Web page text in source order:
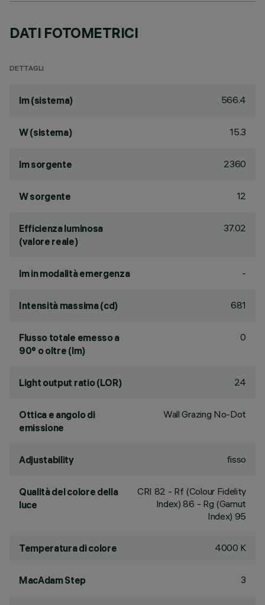
DATI FOTOMETRICI
DETTAGLI
lm (sistema) 566.4
W (sistema) 15.3
lm sorgente 2360
W sorgente 12
Efficienza luminosa
(valore reale)
37.02
lm in modalità emergenza -
Intensità massima (cd) 681
Flusso totale emesso a
90° o oltre (lm)
0
Light output ratio (LOR) 24
Ottica e angolo di
emissione
Wall Grazing No-Dot
Adjustability fisso
Qualità del colore della
luce
CRI 82 - Rf (Colour Fidelity
Index) 86 - Rg (Gamut
Index) 95
Temperatura di colore 4000 K
MacAdam Step 3